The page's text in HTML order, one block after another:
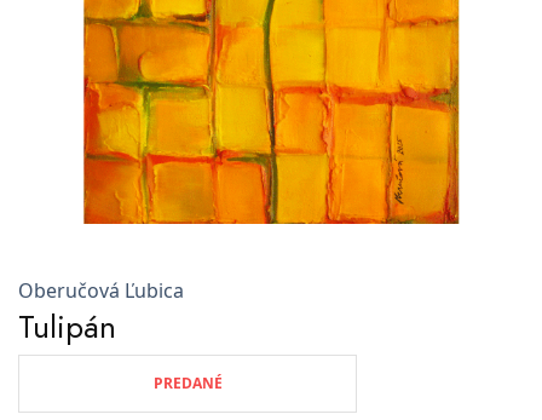
Oberučová Ľubica
Tulipán
PREDANÉ